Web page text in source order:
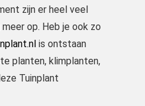
zijn er heel veel
op. Heb je ook zo
is ontstaan
planten, klimplanten,
Tuinplant